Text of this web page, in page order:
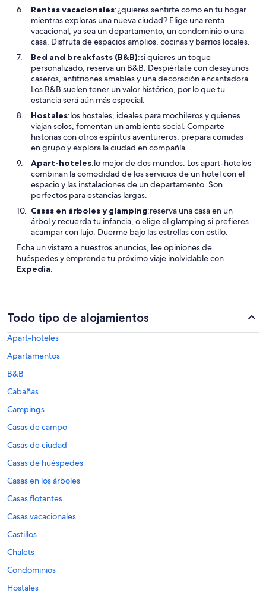
Rentas vacacionales:¿quieres sentirte como en tu hogar
mientras exploras una nueva ciudad? Elige una renta
vacacional, ya sea un departamento, un condominio o una
casa. Disfruta de espacios amplios, cocinas y barrios locales.
Bed and breakfasts (B&B):si quieres un toque
personalizado, reserva un B&B. Despiértate con desayunos
caseros, anfitriones amables y una decoración encantadora.
Los B&B suelen tener un valor histórico, por lo que tu
estancia será aún más especial.
Hostales:los hostales, ideales para mochileros y quienes
viajan solos, fomentan un ambiente social. Comparte
historias con otros espíritus aventureros, prepara comidas
en grupo y explora la ciudad en compañía.
Apart-hoteles:lo mejor de dos mundos. Los apart-hoteles
combinan la comodidad de los servicios de un hotel con el
espacio y las instalaciones de un departamento. Son
perfectos para estancias largas.
Casas en árboles y glamping:reserva una casa en un
árbol y recuerda tu infancia, o elige el glamping si prefieres
acampar con lujo. Duerme bajo las estrellas con estilo.
Echa un vistazo a nuestros anuncios, lee opiniones de
huéspedes y emprende tu próximo viaje inolvidable con
Expedia.
Todo tipo de alojamientos
Apart-hoteles
Apartamentos
B&B
Cabañas
Campings
Casas de campo
Casas de ciudad
Casas de huéspedes
Casas en los árboles
Casas flotantes
Casas vacacionales
Castillos
Chalets
Condominios
Hostales